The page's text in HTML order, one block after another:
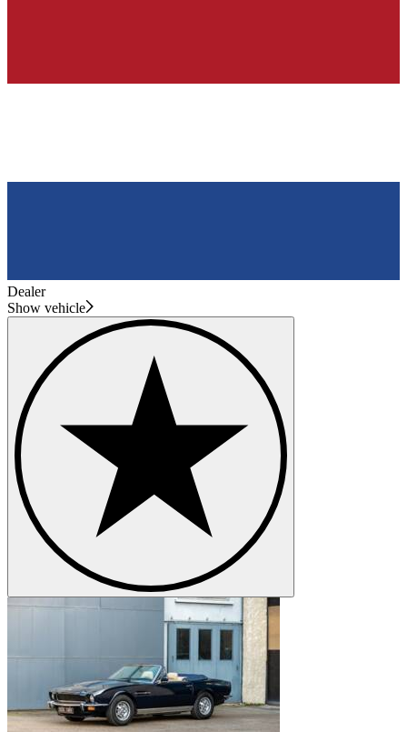
Dealer
Show vehicle